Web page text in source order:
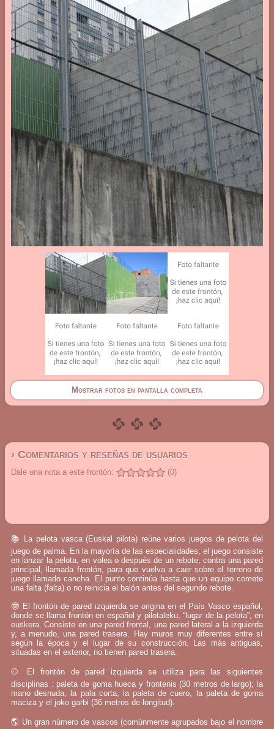
Mostrar fotos en pantalla completa
› Comentarios y reseñas de usuarios
Dale una nota a este frontón: (0)
📚 La pelota vasca (Euskal pilota) reúne varios juegos de pelota del
juego de palma. En la mayoría de las especialidades, el juego consiste
en lanzar la pelota, en volea o después de un rebote, contra una pared
principal, llamada frontón, para que vuelva a caer sobre el terreno de
juego llamado cancha. El punto continúa hasta que un equipo comete
una falta (falta) o no reinicia el balón antes del segundo rebote.
🤓 El frontón de pared izquierda se origina en el País Vasco español,
donde se llama frontón en español y pilotaleku, “lugar de la pelota”, en
euskera. Consiste en una pared frontal, una pared lateral a la izquierda
y, a menudo, una pared trasera. Hay muros muy diferentes entre sí
según la época y el lugar de su construcción. Las más antiguas,
situadas en el exterior, no tienen pared trasera.
⚾ El frontón de pared izquierda se utiliza para las siguientes
disciplinas : paleta de goma hueca y frontenis (30 metros de largo); la
mano desnuda, la pala corta, la paleta de cuero, la paleta de goma
maciza y el joko garbi (36 metros de longitud).
🌎 Un gran número de vascos (comúnmente agrupados bajo el nombre